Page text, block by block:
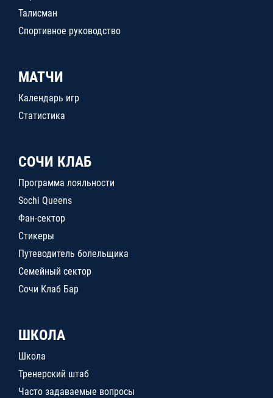
Талисман
Спортивное руководство
МАТЧИ
Календарь игр
Статистика
СОЧИ КЛАБ
Программа лояльности
Sochi Queens
Фан-сектор
Стикеры
Путеводитель болельщика
Семейный сектор
Сочи Клаб Бар
ШКОЛА
Школа
Тренерский штаб
Часто задаваемые вопросы